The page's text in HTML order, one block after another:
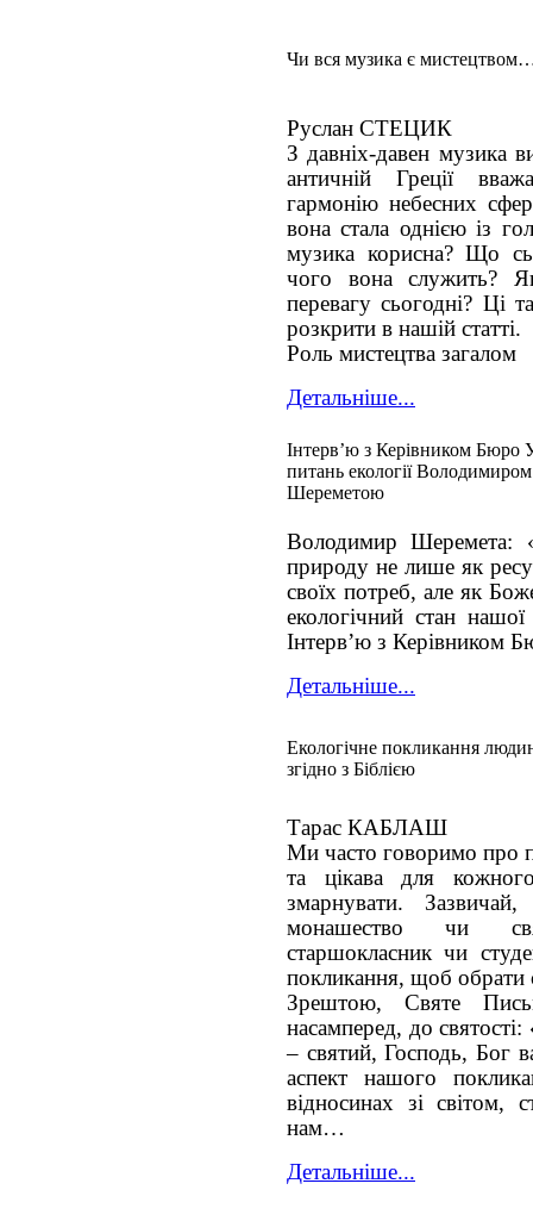
Чи вся музика є
Руслан СТЕЦИК
З давніх-давен музика
античній Греції
гармонію небесних
вона стала однією із
музика корисна? Що
чого вона служить?
перевагу сьогодні? Ці
розкрити в нашій статті.
Роль мистецтва загалом
Детальніше...
Інтерв’ю з Керівником Бюро
питань екології Володимиром
Шереметою
Володимир Шеремета:
природу не лише як
своїх потреб, але як
екологічний стан
Інтерв’ю з Керівником
Детальніше...
Екологічне покликання
згідно з Біблією
Тарас КАБЛАШ
Ми часто говоримо про
та цікава для
змарнувати.
монашество чи
старшокласник чи
покликання, щоб обрати
Зрештою, Святе
насамперед, до
– святий, Господь, Бог
аспект нашого
відносинах зі світом,
нам…
Детальніше...